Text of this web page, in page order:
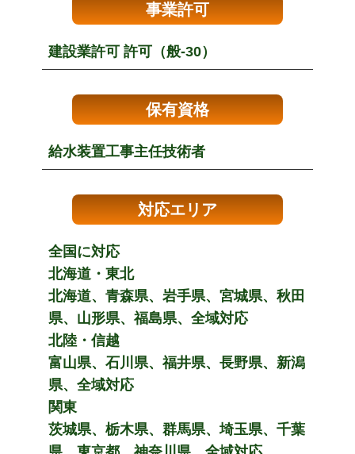
事業許可
建設業許可 許可（般-30）
保有資格
給水装置工事主任技術者
対応エリア
全国に対応
北海道・東北
北海道、青森県、岩手県、宮城県、秋田
県、山形県、福島県、全域対応
北陸・信越
富山県、石川県、福井県、長野県、新潟
県、全域対応
関東
茨城県、栃木県、群馬県、埼玉県、千葉